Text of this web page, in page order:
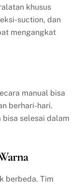
khusus
suction, dan
mengangkat
manual bisa
berhari-hari.
bisa selesai dalam
berbeda. Tim